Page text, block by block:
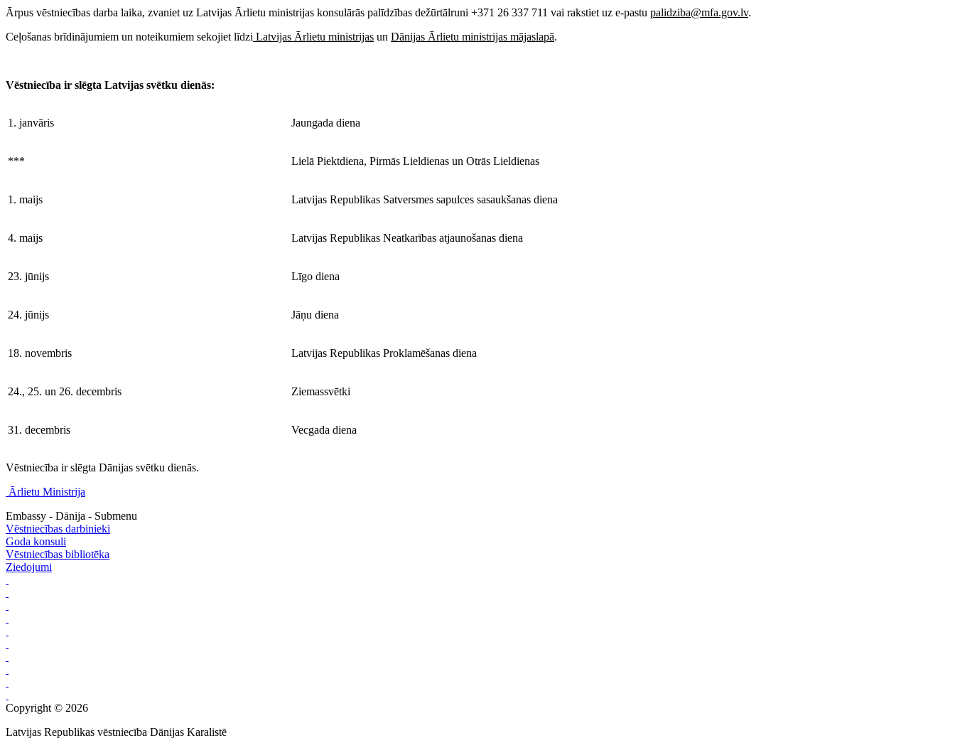
Ārpus vēstniecības darba laika, zvaniet uz Latvijas Ārlietu ministrijas konsulārās palīdzības dežūrtālruni +371 26 337 711 vai rakstiet uz e-pastu palidziba@mfa.gov.lv.
Ceļošanas brīdinājumiem un noteikumiem sekojiet līdzi Latvijas Ārlietu ministrijas un Dānijas Ārlietu ministrijas mājaslapā.
Vēstniecība ir slēgta Latvijas svētku dienās:
1. janvāris Jaungada diena
*** Lielā Piektdiena, Pirmās Lieldienas un Otrās Lieldienas
1. maijs Latvijas Republikas Satversmes sapulces sasaukšanas diena
4. maijs Latvijas Republikas Neatkarības atjaunošanas diena
23. jūnijs Līgo diena
24. jūnijs Jāņu diena
18. novembris Latvijas Republikas Proklamēšanas diena
24., 25. un 26. decembris Ziemassvētki
31. decembris Vecgada diena
Vēstniecība ir slēgta Dānijas svētku dienās.
Ārlietu Ministrija
Embassy - Dānija - Submenu
Vēstniecības darbinieki
Goda konsuli
Vēstniecības bibliotēka
Ziedojumi
Copyright © 2026
Latvijas Republikas vēstniecība Dānijas Karalistē